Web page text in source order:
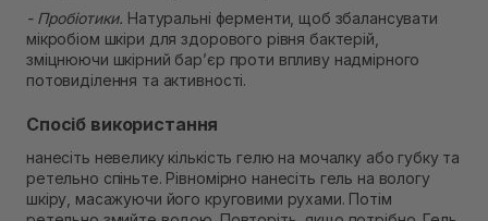
- Пробіотики. Натуральні ферменти, щоб збалансувати
мікробіом шкіри для здорового рівня бактерій,
зміцнюючи шкірний бар’єр проти впливу надмірного
потовиділення та активності.
Спосіб використання
нанесіть невелику кількість гелю на мочалку або губку та
ретельно спіньте. Рівномірно нанесіть гель на вологу
шкіру, масажуючи його круговими рухами. Потім